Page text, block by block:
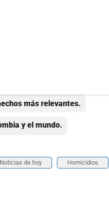
más relevantes.
y el mundo.
Noticias de hoy Homicidios